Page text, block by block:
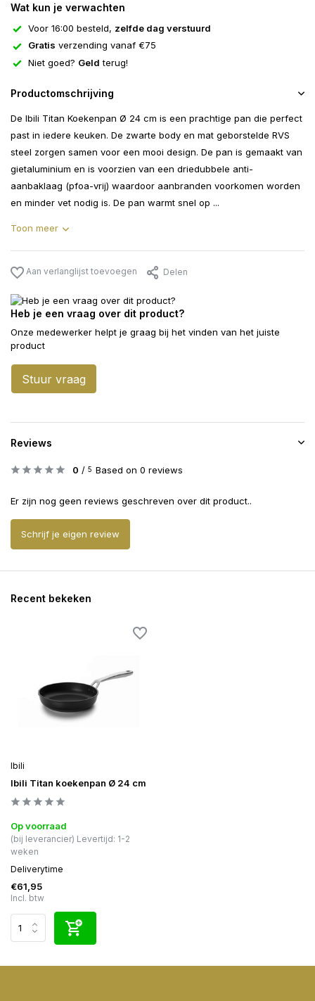
Wat kun je verwachten
Voor 16:00 besteld, zelfde dag verstuurd
Gratis verzending vanaf €75
Niet goed? Geld terug!
Productomschrijving
De Ibili Titan Koekenpan Ø 24 cm is een prachtige pan die perfect
past in iedere keuken. De zwarte body en mat geborstelde RVS
steel zorgen samen voor een mooi design. De pan is gemaakt van
gietaluminium en is voorzien van een driedubbele anti-
aanbaklaag (pfoa-vrij) waardoor aanbranden voorkomen worden
en minder vet nodig is. De pan warmt snel op ...
Toon meer
Aan verlanglijst toevoegen Delen
Heb je een vraag over dit product?
Onze medewerker helpt je graag bij het vinden van het juiste
product
Stuur vraag
Reviews
0 / 5 Based on 0 reviews
Er zijn nog geen reviews geschreven over dit product..
Schrijf je eigen review
Recent bekeken
Ibili
Ibili Titan koekenpan Ø 24 cm
Op voorraad
(bij leverancier) Levertijd: 1-2
weken
Deliverytime
€61,95
Incl. btw